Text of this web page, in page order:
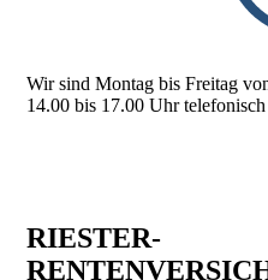
Wir sind Montag bis Freitag
14.00 bis 17.00 Uhr
RIESTER-